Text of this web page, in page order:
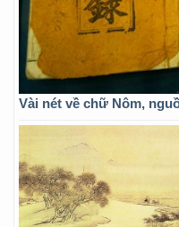
Vài nét về chữ Nôm,